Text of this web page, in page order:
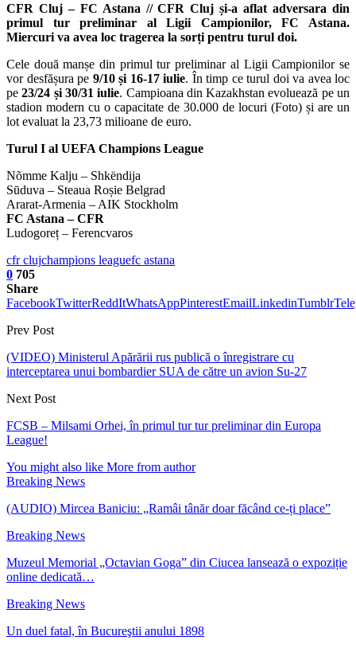
CFR Cluj – FC Astana // CFR Cluj și-a aflat adversara din
primul tur preliminar al Ligii Campionilor, FC Astana.
Miercuri va avea loc tragerea la sorți pentru turul doi.
Cele două manșe din primul tur preliminar al Ligii Campionilor se
vor desfășura pe 9/10 și 16-17 iulie. În timp ce turul doi va avea loc
pe 23/24 și 30/31 iulie. Campioana din Kazakhstan evoluează pe un
stadion modern cu o capacitate de 30.000 de locuri (Foto) și are un
lot evaluat la 23,73 milioane de euro.
Turul I al UEFA Champions League
Nõmme Kalju – Shkëndija
Sūduva – Steaua Roșie Belgrad
Ararat-Armenia – AIK Stockholm
FC Astana – CFR
Ludogoreț – Ferencvaros
cfr clujchampions leaguefc astana
0 705
Share
FacebookTwitterReddItWhatsAppPinterestEmailLinkedinTumblr
Prev Post
(VIDEO) Ministerul Apărării rus publică o înregistrare cu
interceptarea unui bombardier SUA de către un avion Su-27
Next Post
FCSB – Milsami Orhei, în primul tur tur preliminar din Europa
League!
You might also like More from author
Breaking News
(AUDIO) Mircea Baniciu: „Ramâi tânăr doar făcând ce-ți place”
Breaking News
Muzeul Memorial „Octavian Goga” din Ciucea lansează o expoziție
online dedicată…
Breaking News
Un duel fatal, în Bucureştii anului 1898